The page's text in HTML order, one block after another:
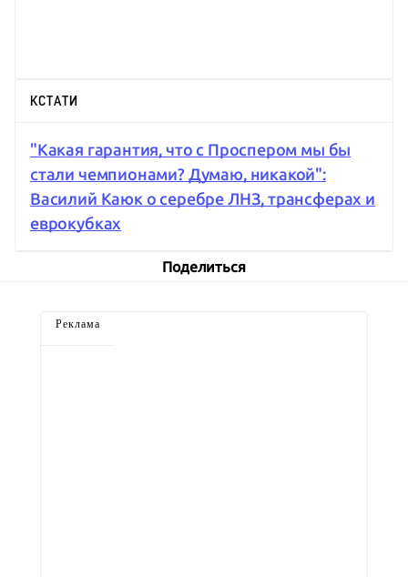
КСТАТИ
"Какая гарантия, что с Проспером мы бы
стали чемпионами? Думаю, никакой":
Василий Каюк о серебре ЛНЗ, трансферах и
еврокубках
Поделиться
Реклама